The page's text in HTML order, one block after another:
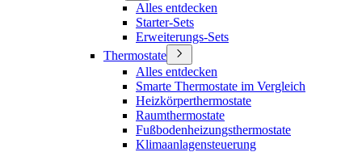
Alles entdecken
Starter-Sets
Erweiterungs-Sets
Thermostate
Alles entdecken
Smarte Thermostate im Vergleich
Heizkörperthermostate
Raumthermostate
Fußbodenheizungsthermostate
Klimaanlagensteuerung